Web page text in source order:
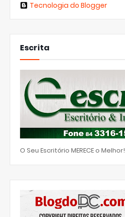
Tecnologia do Blogger
Escrita
O Seu Escritório MERECE o Melhor!